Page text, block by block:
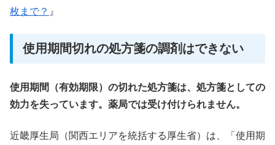
枚まで？ 』
使用期間切れの処方箋の調剤はできない
使用期間（有効期限）の切れた処方箋は、処方箋としての
効力を失っています。薬局では受け付けられません。
近畿厚生局（関西エリアを統括する厚生省）は、「使用期